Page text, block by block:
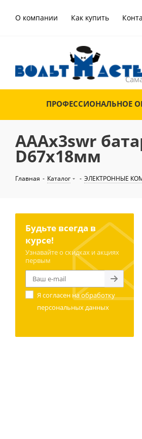
О компании Как купить
ПРОФЕССИОНАЛЬНОЕ
AAAx3swr
D67х18мм
Главная - Каталог - ЭЛЕКТРОННЫЕ
Будьте всегда в
курсе!
Узнавайте о скидках и акциях
первым
Я согласен наобработку
персональных данных